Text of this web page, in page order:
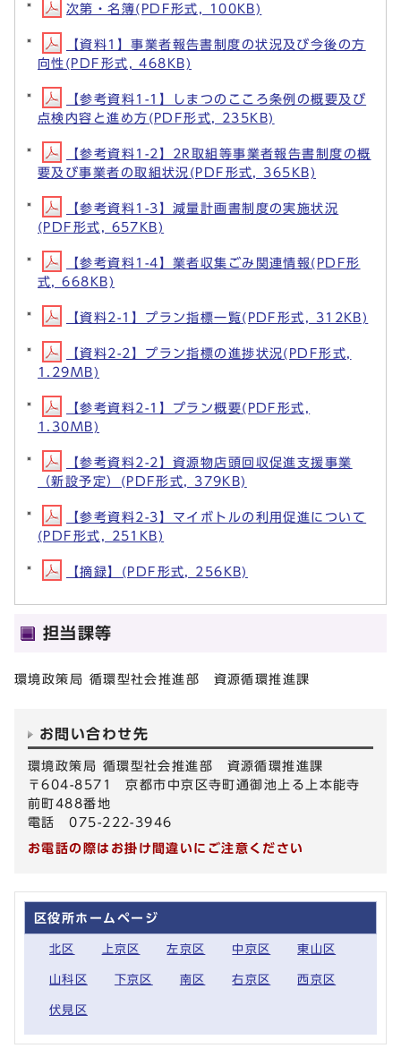
次第・名簿(PDF形式, 100KB)
【資料1】事業者報告書制度の状況及び今後の方
向性(PDF形式, 468KB)
【参考資料1-1】しまつのこころ条例の概要及び
点検内容と進め方(PDF形式, 235KB)
【参考資料1-2】2R取組等事業者報告書制度の概
要及び事業者の取組状況(PDF形式, 365KB)
【参考資料1-3】減量計画書制度の実施状況
(PDF形式, 657KB)
【参考資料1-4】業者収集ごみ関連情報(PDF形
式, 668KB)
【資料2-1】プラン指標一覧(PDF形式, 312KB)
【資料2-2】プラン指標の進捗状況(PDF形式,
1.29MB)
【参考資料2-1】プラン概要(PDF形式,
1.30MB)
【参考資料2-2】資源物店頭回収促進支援事業
（新設予定）(PDF形式, 379KB)
【参考資料2-3】マイボトルの利用促進について
(PDF形式, 251KB)
【摘録】(PDF形式, 256KB)
担当課等
環境政策局 循環型社会推進部 資源循環推進課
お問い合わせ先
環境政策局 循環型社会推進部 資源循環推進課
〒604-8571 京都市中京区寺町通御池上る上本能寺
前町488番地
電話 075-222-3946
お電話の際はお掛け間違いにご注意ください
区役所ホームページ
北区 上京区 左京区 中京区 東山区
山科区 下京区 南区 右京区 西京区
伏見区